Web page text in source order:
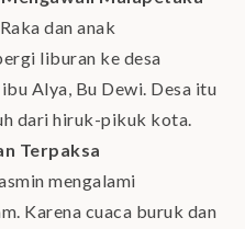
dan anak
liburan ke desa
Alya, Bu Dewi. Desa itu
dari hiruk-pikuk kota.
Terpaksa
mengalami
Karena cuaca buruk dan